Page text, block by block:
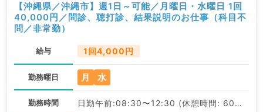
【沖縄県／沖縄市】週1日～可能／月曜日・水曜日 1回
40,000円／問診、聴打診、結果説明のお仕事（科目不
問／非常勤）
給与 1回4,000円
勤務曜日 月 水
勤務時間 日勤午前:08:30〜12:30 (休憩時間: 60分)